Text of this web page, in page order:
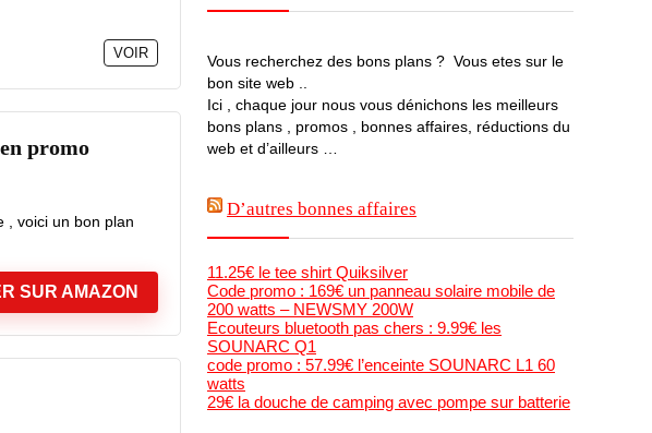
VOIR
promo
, voici un bon plan
SUR AMAZON
Vous recherchez des bons plans ? Vous etes sur le
bon site web ..
Ici , chaque jour nous vous dénichons les meilleurs
bons plans , promos , bonnes affaires, réductions du
web et d’ailleurs …
D’autres bonnes affaires
11.25€ le tee shirt Quiksilver
Code promo : 169€ un panneau solaire mobile de
200 watts – NEWSMY 200W
Ecouteurs bluetooth pas chers : 9.99€ les
SOUNARC Q1
code promo : 57.99€ l’enceinte SOUNARC L1 60
watts
29€ la douche de camping avec pompe sur batterie